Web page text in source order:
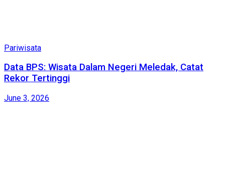
Pariwisata
Data BPS: Wisata Dalam Negeri Meledak, Catat
Rekor Tertinggi
June 3, 2026